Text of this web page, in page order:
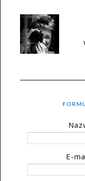
E-